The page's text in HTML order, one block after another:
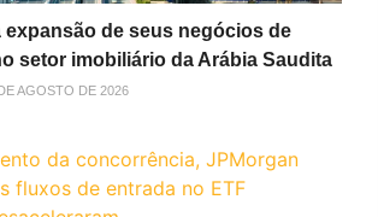
expansão de seus negócios de
setor imobiliário da Arábia Saudita
AGOSTO DE 2026